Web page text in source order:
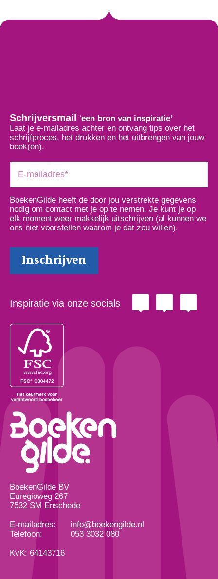
Schrijversmail ‘een bron van inspiratie’
Laat je e-mailadres achter en ontvang tips over het
schrijfproces, het drukken en het uitbrengen van jouw
boek(en).
BoekenGilde heeft de door jou verstrekte gegevens
nodig om contact met je op te nemen. Je kunt je op
elk moment weer makkelijk uitschrijven (al kunnen we
ons niet voorstellen waarom je dat zou willen).
Inspiratie via onze socials
BoekenGilde BV
Euregioweg 267
7532 SM Enschede
E-mailadres:
info@boekengilde.nl
Telefoon:
053 3032 080
KvK: 64143716